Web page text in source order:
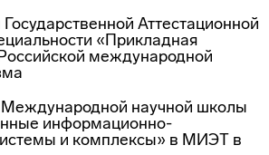
Аттестационной
«Прикладная
международной
научной школы
информационно-
и комплексы» в МИЭТ в